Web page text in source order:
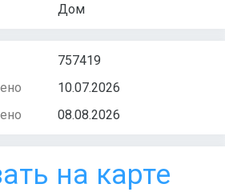
Дом
757419
10.07.2026
08.08.2026
на карте